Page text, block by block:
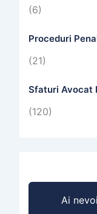
(6)
Proceduri
(21)
Sfaturi Avocat
(120)
Ai